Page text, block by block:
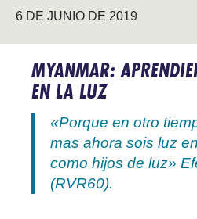
6 DE JUNIO DE 2019
MYANMAR:
EN LA LUZ
«Porque en otro
mas ahora sois luz
como hijos de luz»
(RVR60).